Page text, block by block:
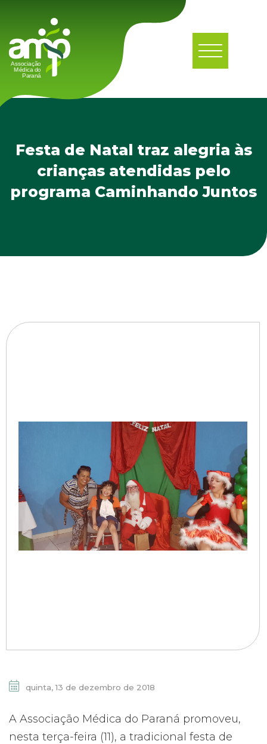
Festa de Natal traz alegria às
crianças atendidas pelo
programa Caminhando Juntos
quinta, 13 de dezembro de 2018
A Associação Médica do Paraná promoveu,
nesta terça-feira (11), a tradicional festa de